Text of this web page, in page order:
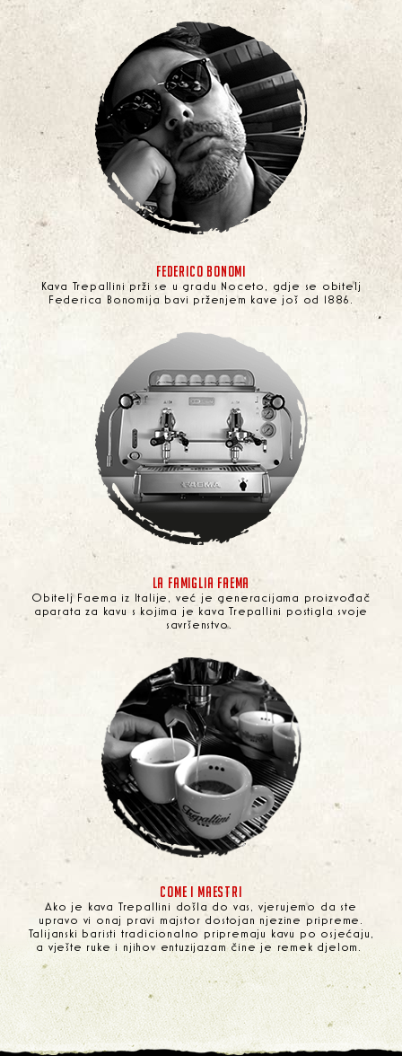
FEDERICO BONOMI
Kava Trepallini prži se u gradu Noceto, gdje se obitelj
Federica Bonomija bavi prženjem kave još od 1886.
LA FAMIGLIA FAEMA
Obitelj Faema iz Italije, već je generacijama proizvođač
aparata za kavu s kojima je kava Trepallini postigla svoje
savršenstvo.
COME I MAESTRI
Ako je kava Trepallini došla do vas, vjerujemo da ste
upravo vi onaj pravi majstor dostojan njezine pripreme.
Talijanski baristi tradicionalno pripremaju kavu po osjećaju,
a vješte ruke i njihov entuzijazam čine je remek djelom.